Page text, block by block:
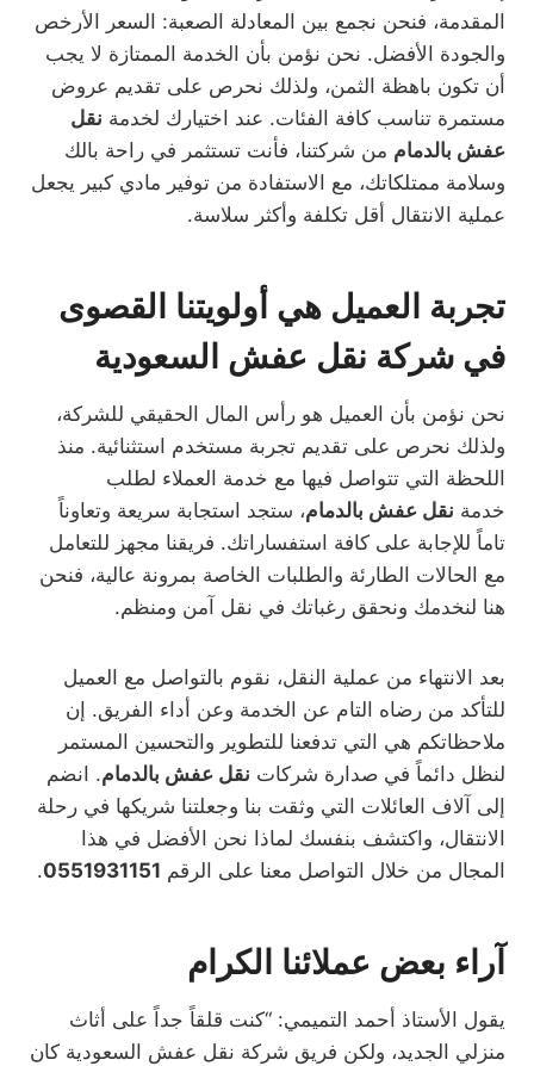
المقدمة، فنحن نجمع بين المعادلة الصعبة: السعر الأرخص
والجودة الأفضل. نحن نؤمن بأن الخدمة الممتازة لا يجب
أن تكون باهظة الثمن، ولذلك نحرص على تقديم عروض
مستمرة تناسب كافة الفئات. عند اختيارك لخدمة نقل
عفش بالدمام من شركتنا، فأنت تستثمر في راحة بالك
وسلامة ممتلكاتك، مع الاستفادة من توفير مادي كبير يجعل
عملية الانتقال أقل تكلفة وأكثر سلاسة.
تجربة العميل هي أولويتنا القصوى
في شركة نقل عفش السعودية
نحن نؤمن بأن العميل هو رأس المال الحقيقي للشركة،
ولذلك نحرص على تقديم تجربة مستخدم استثنائية. منذ
اللحظة التي تتواصل فيها مع خدمة العملاء لطلب
خدمة نقل عفش بالدمام، ستجد استجابة سريعة وتعاوناً
تاماً للإجابة على كافة استفساراتك. فريقنا مجهز للتعامل
مع الحالات الطارئة والطلبات الخاصة بمرونة عالية، فنحن
هنا لنخدمك ونحقق رغباتك في نقل آمن ومنظم.
بعد الانتهاء من عملية النقل، نقوم بالتواصل مع العميل
للتأكد من رضاه التام عن الخدمة وعن أداء الفريق. إن
ملاحظاتكم هي التي تدفعنا للتطوير والتحسين المستمر
لنظل دائماً في صدارة شركات نقل عفش بالدمام. انضم
إلى آلاف العائلات التي وثقت بنا وجعلتنا شريكها في رحلة
الانتقال، واكتشف بنفسك لماذا نحن الأفضل في هذا
المجال من خلال التواصل معنا على الرقم 0551931151
.
آراء بعض عملائنا الكرام
يقول الأستاذ أحمد التميمي: “كنت قلقاً جداً على أثاث
منزلي الجديد، ولكن فريق شركة نقل عفش السعودية كان